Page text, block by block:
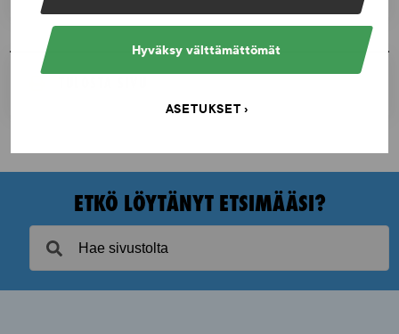
Hyväksy välttämättömät
ASETUKSET
ETKÖ LÖYTÄNYT ETSIMÄÄSI?